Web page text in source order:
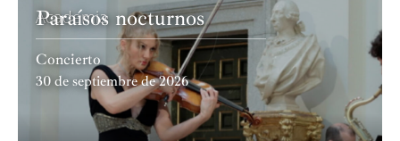
Academia
Paraísos nocturnos
Concierto
30 de septiembre de 2026